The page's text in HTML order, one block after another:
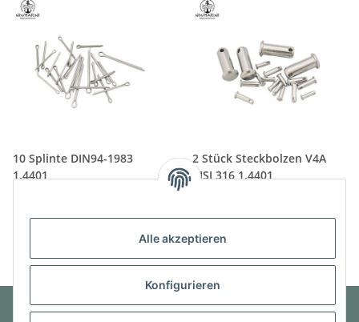
Alle akzeptieren
Konfigurieren
10 Splinte DIN94-1983
1.4401
2 Stück Steckbolzen V4A
AISI 316 1.4401